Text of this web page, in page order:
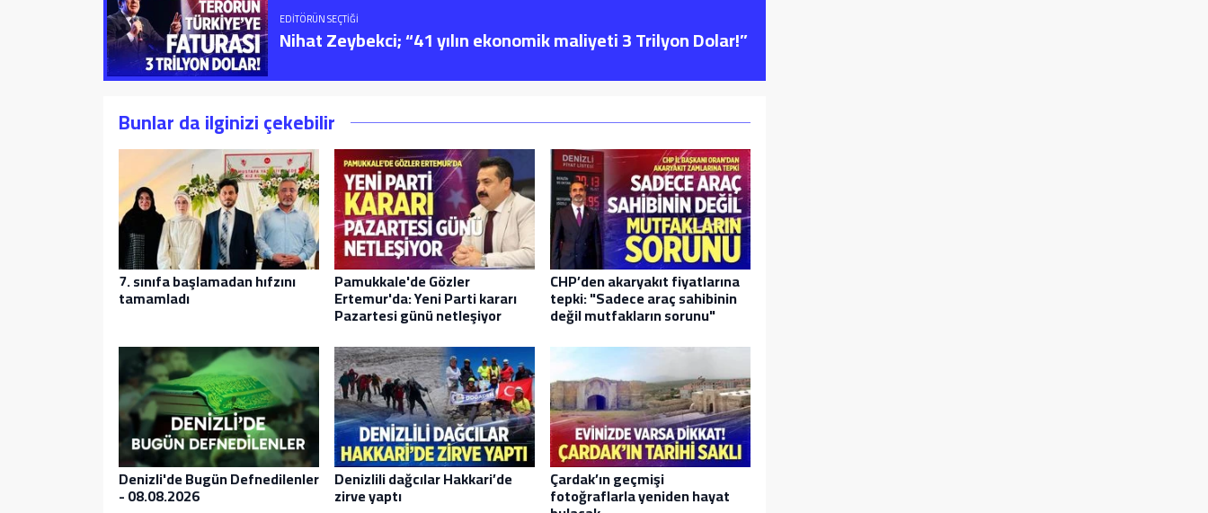
EDITÖRÜN SEÇTIĞI
Nihat Zeybekci; “41 yılın ekonomik maliyeti 3 Trilyon Dolar!”
Bunlar da ilginizi çekebilir
7. sınıfa başlamadan hıfzını
tamamladı
Pamukkale'de Gözler
Ertemur'da: Yeni Parti kararı
Pazartesi günü netleşiyor
CHP’den akaryakıt fiyatlarına
tepki: "Sadece araç sahibinin
değil mutfakların sorunu"
Denizli'de Bugün Defnedilenler
- 08.08.2026
Denizlili dağcılar Hakkari’de
zirve yaptı
Çardak’ın geçmişi
fotoğraflarla yeniden hayat